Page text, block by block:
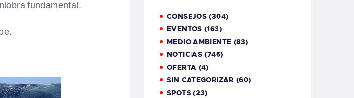
fundamental.
CONSEJOS (304)
EVENTOS (163)
MEDIO AMBIENTE (83)
NOTICIAS (746)
OFERTA (4)
SIN CATEGORIZAR (60)
SPOTS(23)